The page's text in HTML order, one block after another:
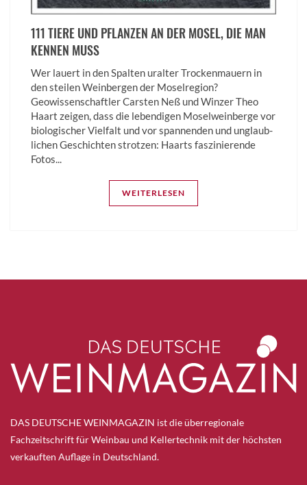
111 TIERE UND PFLANZEN AN DER MOSEL, DIE MAN
KENNEN MUSS
Wer lauert in den Spalten uralter Trockenmauern in
den steilen Weinbergen der Moselregion?
Geowissenschaftler Carsten Neß und Winzer Theo
Haart zeigen, dass die lebendigen Moselweinberge vor
biologischer Vielfalt und vor spannenden und unglaub­
lichen Geschichten strotzen: Haarts faszinierende
Fotos...
WEITERLESEN
DAS DEUTSCHE WEINMAGAZIN ist die überregionale
Fachzeitschrift für Weinbau und Kellertechnik mit der höchsten
verkauften Auflage in Deutschland.